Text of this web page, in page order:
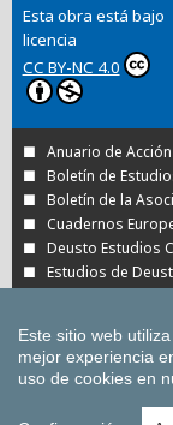
Esta obra está bajo
licencia
CC BY-NC 4.0
Anuario de
Boletín de
Boletín de la
Cuadernos
Deusto Estudios
Estudios de
Todas
OJS
Todas
Este sitio web
mejor experiencia
uso de cookies en